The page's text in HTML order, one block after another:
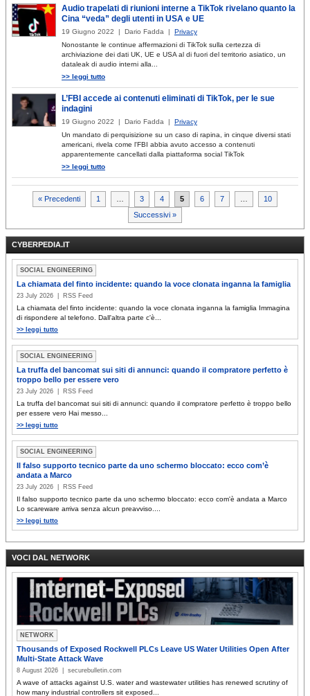
Audio trapelati di riunioni interne a TikTok rivelano quanto la
Cina “veda” degli utenti in USA e UE
19 Giugno 2022 | Dario Fadda | Privacy
Nonostante le continue affermazioni di TikTok sulla certezza di
archiviazione dei dati UK, UE e USA al di fuori del territorio asiatico, un
dataleak di audio interni alla...
>> leggi tutto
L’FBI accede ai contenuti eliminati di TikTok, per le sue
indagini
19 Giugno 2022 | Dario Fadda | Privacy
Un mandato di perquisizione su un caso di rapina, in cinque diversi stati
americani, rivela come l'FBI abbia avuto accesso a contenuti
apparentemente cancellati dalla piattaforma social TikTok
>> leggi tutto
Paginazione
articoli
« Precedenti 1 3 4 5 6 7
10
Successivi »
CYBERPEDIA.IT
SOCIAL ENGINEERING
La chiamata del finto incidente: quando la voce clonata inganna la famiglia
23 July 2026 | RSS Feed
La chiamata del finto incidente: quando la voce clonata inganna la famiglia Immagina
di rispondere al telefono. Dall'altra parte c'è...
>> leggi tutto
SOCIAL ENGINEERING
La truffa del bancomat sui siti di annunci: quando il compratore perfetto è
troppo bello per essere vero
23 July 2026 | RSS Feed
La truffa del bancomat sui siti di annunci: quando il compratore perfetto è troppo bello
per essere vero Hai messo...
>> leggi tutto
SOCIAL ENGINEERING
Il falso supporto tecnico parte da uno schermo bloccato: ecco com’è
andata a Marco
23 July 2026 | RSS Feed
Il falso supporto tecnico parte da uno schermo bloccato: ecco com'è andata a Marco
Lo scareware arriva senza alcun preavviso....
>> leggi tutto
VOCI DAL NETWORK
NETWORK
Thousands of Exposed Rockwell PLCs Leave US Water Utilities Open After
Multi-State Attack Wave
8 August 2026 | securebulletin.com
A wave of attacks against U.S. water and wastewater utilities has renewed scrutiny of
how many industrial controllers sit exposed...